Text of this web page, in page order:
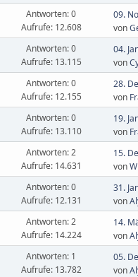
Antworten: 0
Aufrufe: 12.608
09.
von
Antworten: 0
Aufrufe: 13.115
04.
von
Antworten: 0
Aufrufe: 12.155
28.
von
Antworten: 0
Aufrufe: 13.110
19.
von
Antworten: 2
Aufrufe: 14.631
15.
von
Antworten: 0
Aufrufe: 12.131
31.
von
Antworten: 2
Aufrufe: 14.224
14.
von
Antworten: 1
Aufrufe: 13.782
05.
von